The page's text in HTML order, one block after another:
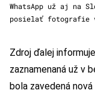
WhatsApp už aj na
posielať fotografie
Zdroj ďalej
zaznamenaná už v
bola zavedená